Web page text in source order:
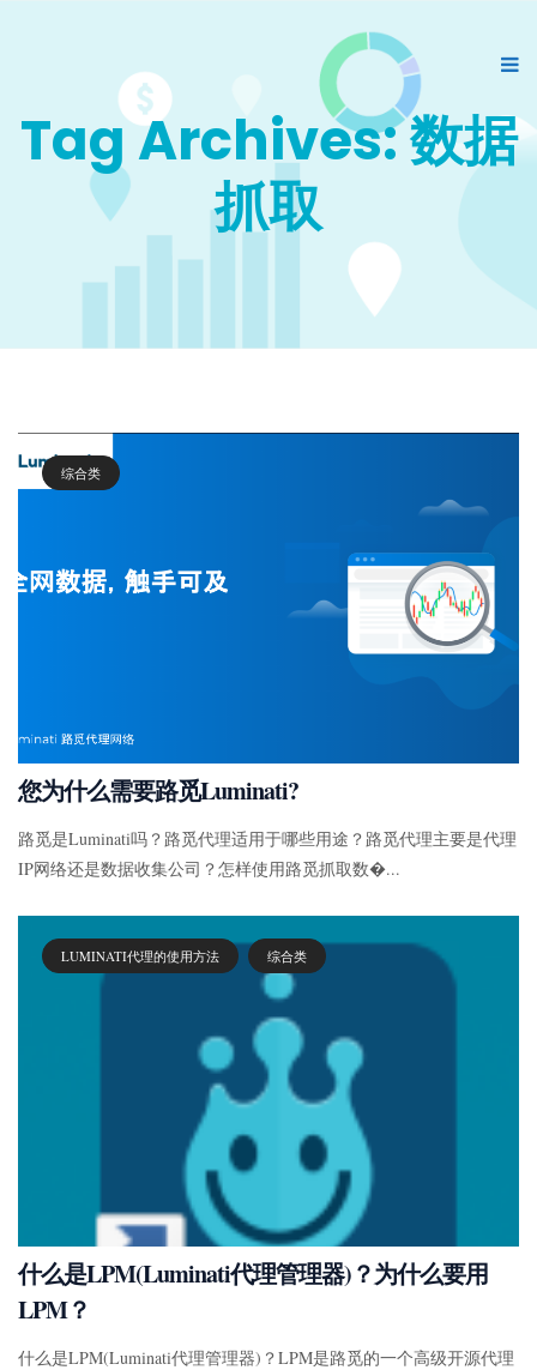
Tag Archives: 数据
抓取
综合类
您为什么需要路觅Luminati?
路觅是Luminati吗？路觅代理适用于哪些用途？路觅代理主要是代理
IP网络还是数据收集公司？怎样使用路觅抓取数�...
LUMINATI代理的使用方法 综合类
什么是LPM(Luminati代理管理器)？为什么要用
LPM？
什么是LPM(Luminati代理管理器)？LPM是路觅的一个高级开源代理